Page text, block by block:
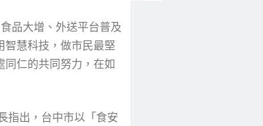
品大增、外送平台普及
慧科技，做市民最堅
仁的共同努力，在如
指出，台中市以「食安